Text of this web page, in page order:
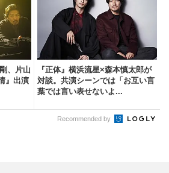
、片山
』出演
『正体』横浜流星×森本慎太郎が
対談。共演シーンでは「お互い言
葉では言い表せないよ...
Recommended by